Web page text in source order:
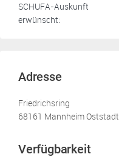
SCHUFA-Auskunft
erwünscht:
Adresse
Friedrichsring
68161 Mannheim Oststadt
Verfügbarkeit